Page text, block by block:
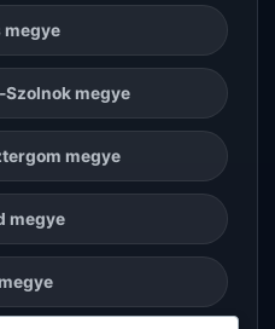
megye
megye
megye
megye